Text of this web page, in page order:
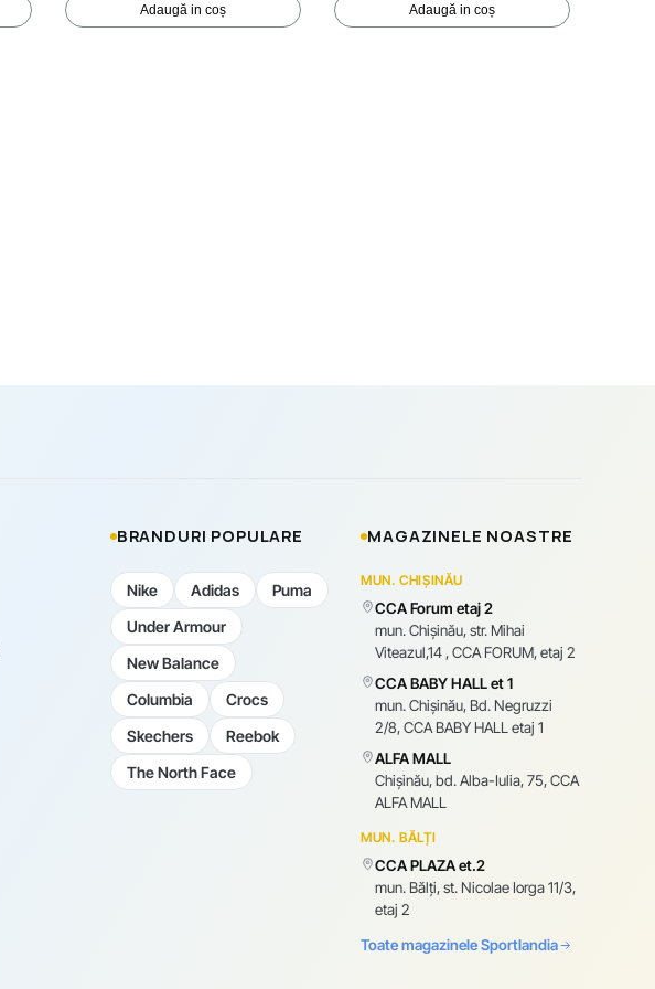
Adaugă in coș Adaugă in coș
BRANDURI POPULARE
Nike Adidas
Puma
Under Armour
New Balance
Columbia
Crocs
Skechers
Reebok
The North Face
MAGAZINELE NOASTRE
MUN. CHIȘINĂU
CCA Forum etaj 2
mun. Chişinău, str. Mihai
Viteazul,14 , CCA FORUM, etaj 2
CCA BABY HALL et 1
mun. Chişinău, Bd. Negruzzi
2/8, CCA BABY HALL etaj 1
ALFA MALL
Chișinău, bd. Alba-Iulia, 75, CCA
ALFA MALL
MUN. BĂLȚI
CCA PLAZA et.2
mun. Bălți, st. Nicolae Iorga 11/3,
etaj 2
Toate magazinele Sportlandia